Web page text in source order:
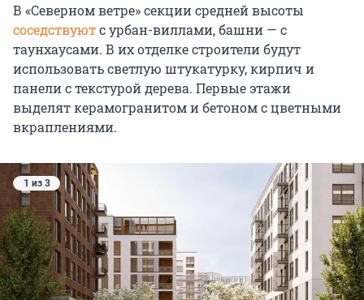
В «Северном ветре» секции средней высоты
соседствуютс урбан-виллами, башни — с
таунхаусами. В их отделке строители будут
использовать светлую штукатурку, кирпич и
панели с текстурой дерева. Первые этажи
выделят керамогранитом и бетоном с цветными
вкраплениями.
1 из 3